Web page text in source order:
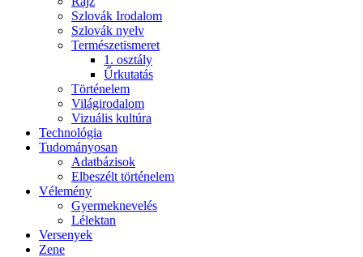
Szlovák Irodalom
Szlovák nyelv
Természetismeret
1. osztály
Űrkutatás
Történelem
Világirodalom
Vizuális kultúra
Technológia
Tudományosan
Adatbázisok
Elbeszélt történelem
Vélemény
Gyermeknevelés
Lélektan
Versenyek
Zene